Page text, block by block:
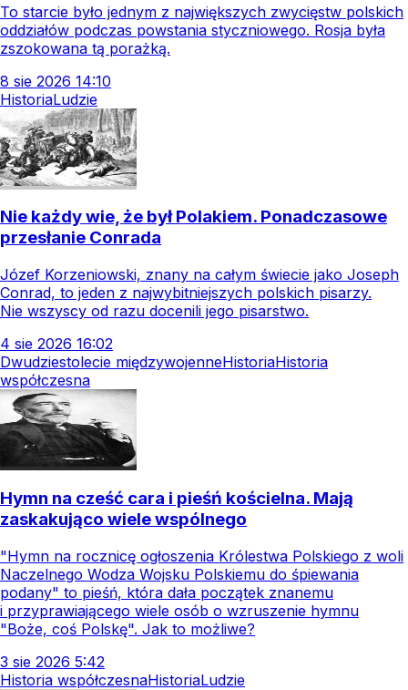
To starcie było jednym z największych zwycięstw polskich
oddziałów podczas powstania styczniowego. Rosja była
zszokowana tą porażką.
8 sie 2026 14:10
HistoriaLudzie
Nie każdy wie, że był Polakiem. Ponadczasowe
przesłanie Conrada
Józef Korzeniowski, znany na całym świecie jako Joseph
Conrad, to jeden z najwybitniejszych polskich pisarzy.
Nie wszyscy od razu docenili jego pisarstwo.
4 sie 2026 16:02
Dwudziestolecie międzywojenneHistoriaHistoria
współczesna
Hymn na cześć cara i pieśń kościelna. Mają
zaskakująco wiele wspólnego
"Hymn na rocznicę ogłoszenia Królestwa Polskiego z woli
Naczelnego Wodza Wojsku Polskiemu do śpiewania
podany" to pieśń, która dała początek znanemu
i przyprawiającego wiele osób o wzruszenie hymnu
"Boże, coś Polskę". Jak to możliwe?
3 sie 2026 5:42
Historia współczesnaHistoriaLudzie